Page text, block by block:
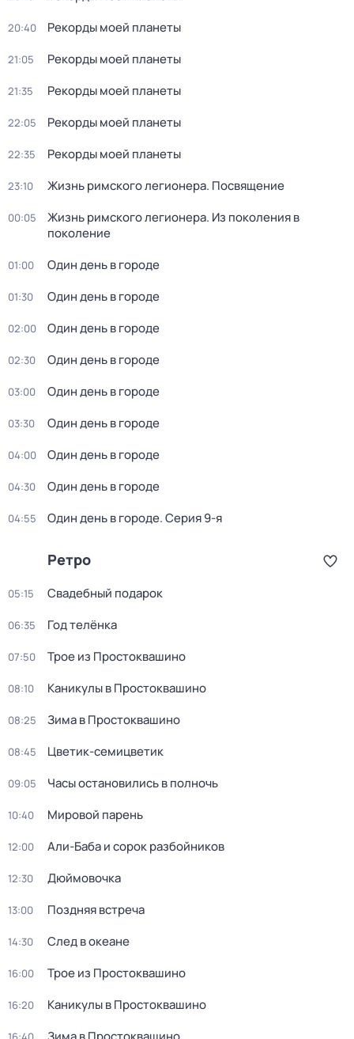
20:40 Рекорды моей планеты
21:05 Рекорды моей планеты
21:35 Рекорды моей планеты
22:05 Рекорды моей планеты
22:35 Рекорды моей планеты
23:10 Жизнь римского легионера. Посвящение
00:05
Жизнь римского легионера. Из поколения в
поколение
01:00 Один день в городе
01:30 Один день в городе
02:00 Один день в городе
02:30 Один день в городе
03:00 Один день в городе
03:30 Один день в городе
04:00 Один день в городе
04:30 Один день в городе
04:55 Один день в городе. Серия 9-я
Ретро
05:15 Свадебный подарок
06:35 Год телёнка
07:50 Трое из Простоквашино
08:10 Каникулы в Простоквашино
08:25 Зима в Простоквашино
08:45 Цветик-семицветик
09:05 Часы остановились в полночь
10:40 Мировой парень
12:00 Али-Баба и сорок разбойников
12:30 Дюймовочка
13:00 Поздняя встреча
14:30 След в океане
16:00 Трое из Простоквашино
16:20 Каникулы в Простоквашино